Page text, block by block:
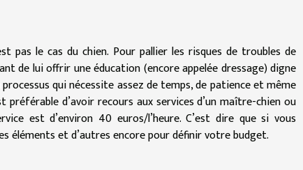
pas le cas du chien. Pour pallier les risques de troubles de
de lui offrir une éducation (encore appelée dressage) digne
qui nécessite assez de temps, de patience et même
d’avoir recours aux services d’un maître-chien ou
est d’environ 40 euros/l’heure. C’est dire que si vous
éléments et d’autres encore pour définir votre budget.